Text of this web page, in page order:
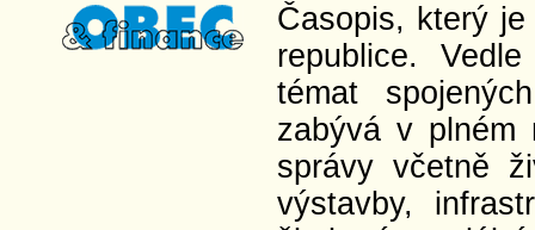
Časopis, který
republice.
témat
zabývá v plném
správy včetně
výstavby,